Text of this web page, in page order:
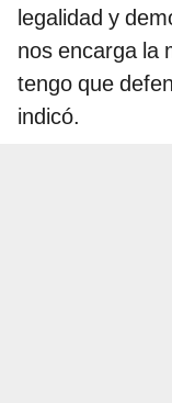
legalidad y
nos encarga la
tengo que
indicó.